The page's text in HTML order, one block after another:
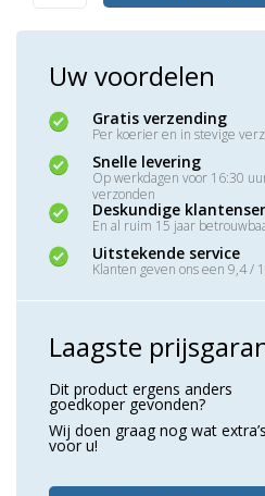
Uw voordelen
Gratis verzending
Per koerier en in stevige
Snelle levering
Op werkdagen voor 16:30
verzonden
Deskundige
En al ruim 15 jaar
Uitstekende service
Klanten geven ons een 9,4 /
Laagste
Dit product ergens anders
goedkoper gevonden?
Wij doen graag nog wat extra’s
voor u!